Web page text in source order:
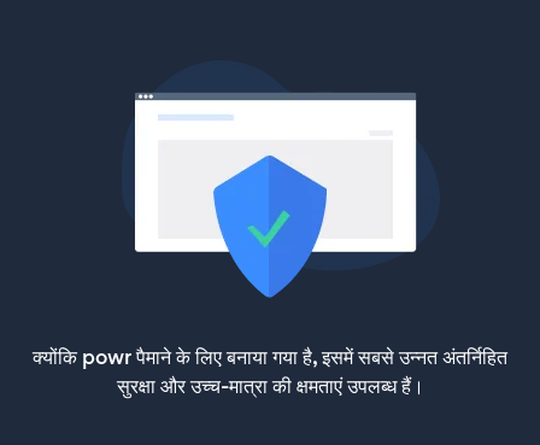
क्योंकि powr पैमाने के लिए बनाया गया है, इसमें सबसे उन्नत अंतर्निहित
सुरक्षा और उच्च-मात्रा की क्षमताएं उपलब्ध हैं।